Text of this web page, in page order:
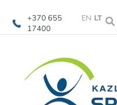
+370 655
17400
EN LT